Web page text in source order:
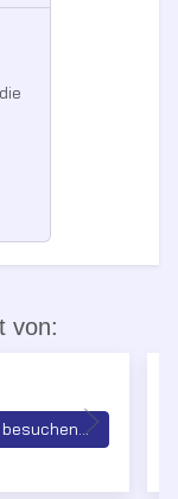
von: